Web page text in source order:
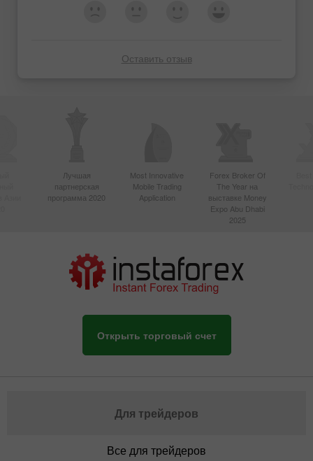
Оставить отзыв
Лучшая
партнерская
программа 2020
Most Innovative
Mobile Trading
Application
Forex Broker Of
The Year на
выставке Money
Expo Abu Dhabi
2025
Открыть торговый счет
Для трейдеров
Все для трейдеров